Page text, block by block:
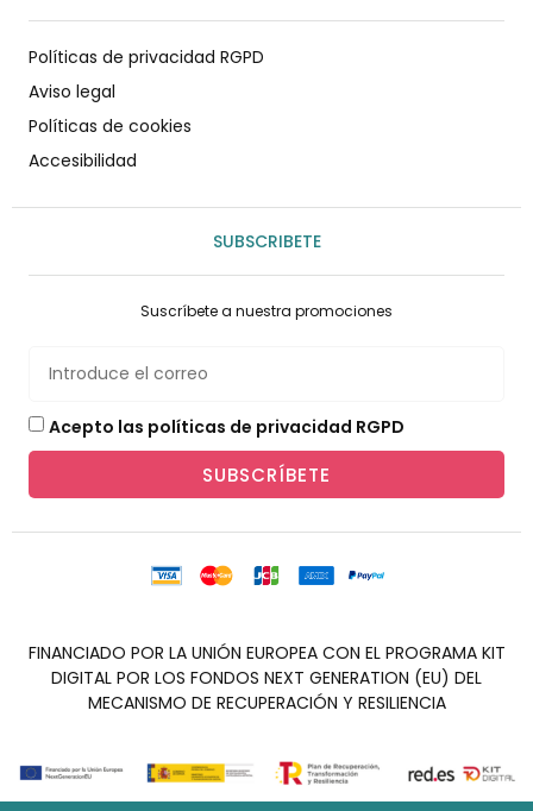
Políticas de privacidad RGPD
Aviso legal
Políticas de cookies
Accesibilidad
SUBSCRIBETE
Suscríbete a nuestra promociones
Acepto las políticas de privacidad RGPD
SUBSCRÍBETE
FINANCIADO POR LA UNIÓN EUROPEA CON EL PROGRAMA KIT
DIGITAL POR LOS FONDOS NEXT GENERATION (EU) DEL
MECANISMO DE RECUPERACIÓN Y RESILIENCIA